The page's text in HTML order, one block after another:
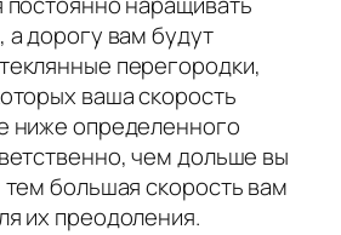
а дорогу вам будут
перегородки,
ваша скорость
ниже определенного
чем дольше вы
тем большая скорость вам
их преодоления.